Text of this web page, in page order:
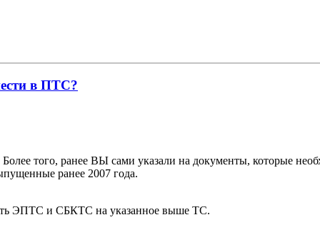
в ПТС?
того, ранее ВЫ сами указали на документы, которые
ранее 2007 года.
ЭПТС и СБКТС на указанное выше ТС.